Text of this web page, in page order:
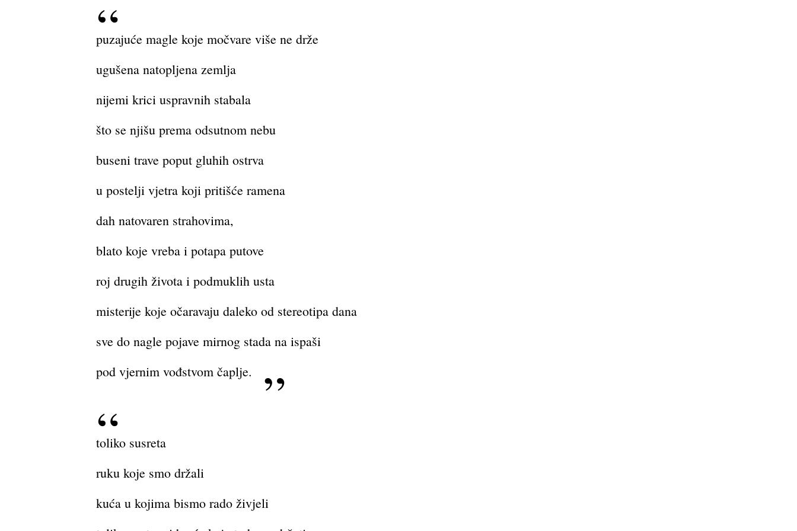
puzajuće magle koje močvare više ne drže
ugušena natopljena zemlja
nijemi krici uspravnih stabala
što se njišu prema odsutnom nebu
buseni trave poput gluhih ostrva
u postelji vjetra koji pritišće ramena
dah natovaren strahovima,
blato koje vreba i potapa putove
roj drugih života i podmuklih usta
misterije koje očaravaju daleko od stereotipa dana
sve do nagle pojave mirnog stada na ispaši
pod vjernim vođstvom čaplje.
toliko susreta
ruku koje smo držali
kuća u kojima bismo rado živjeli